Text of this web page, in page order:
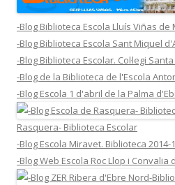
-Blog Biblioteca Escola Lluís Viñas de
-Blog Biblioteca Escola Sant Miquel
-Blog Biblioteca Escolar. Col·legi
-Blog de la Biblioteca de l'Escola
-Blog Escola 1 d'abril de la Palma
Rasquera- Biblioteca Escolar
-Blog Escola Miravet. Biblioteca 2014-
-Blog Web Escola Roc Llop i